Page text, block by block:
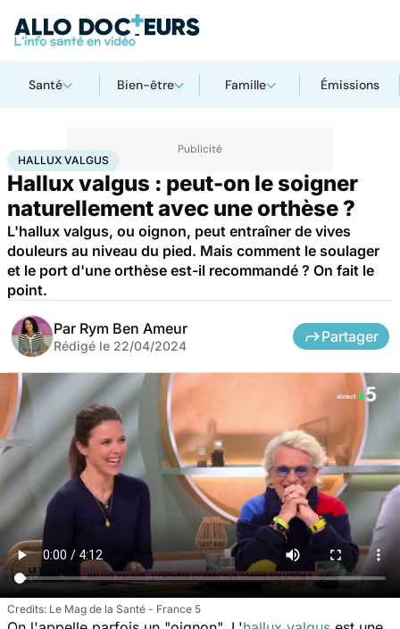
Santé Bien-être Famille Émissions
AccueilSantéBobos du quotidien Hallux valgus
HALLUX VALGUS
Hallux valgus : peut-on le soigner
naturellement avec une orthèse ?
L'hallux valgus, ou oignon, peut entraîner de vives
douleurs au niveau du pied. Mais comment le soulager
et le port d'une orthèse est-il recommandé ? On fait le
point.
Par Rym Ben Ameur
Rédigé le 22/04/2024
Partager
Le Mag de la Santé - France 5